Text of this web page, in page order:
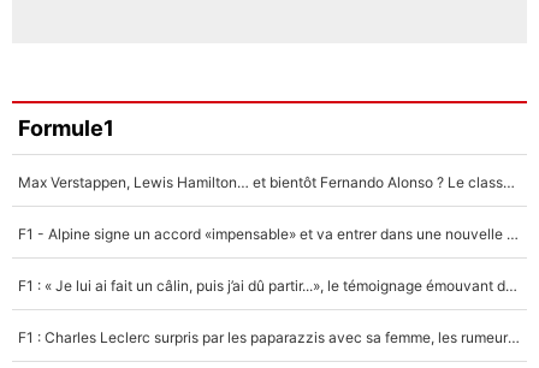
Formule1
Max Verstappen, Lewis Hamilton… et bientôt Fernando Alonso ? Le classement des pilotes les mieux payés en Formule 1 risque de changer !
F1 - Alpine signe un accord «impensable» et va entrer dans une nouvelle dimension : Grande nouvelle pour Pierre Gasly !
F1 : « Je lui ai fait un câlin, puis j’ai dû partir...», le témoignage émouvant de Max Verstappen sur sa fille
F1 : Charles Leclerc surpris par les paparazzis avec sa femme, les rumeurs étaient vraies !